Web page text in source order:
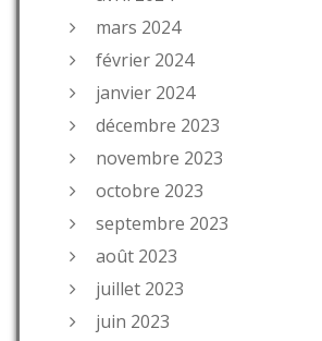
mars 2024
février 2024
janvier 2024
décembre 2023
novembre 2023
octobre 2023
septembre 2023
août 2023
juillet 2023
juin 2023